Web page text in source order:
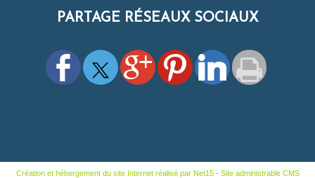
PARTAGE RÉSEAUX SOCIAUX
Création et hébergement du site Internet réalisé par Net15- Site administrable CMS